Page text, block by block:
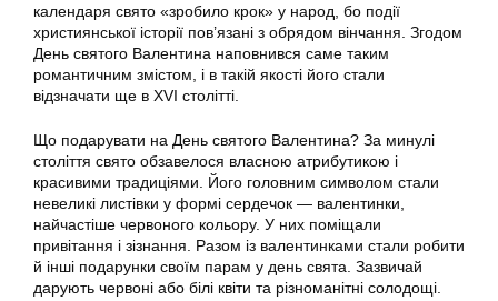
календаря свято «зробило крок» у народ, бо події
християнської історії пов’язані з обрядом вінчання. Згодом
День святого Валентина наповнився саме таким
романтичним змістом, і в такій якості його стали
відзначати ще в XVI столітті.
Що подарувати на День святого Валентина? За минулі
століття свято обзавелося власною атрибутикою і
красивими традиціями. Його головним символом стали
невеликі листівки у формі сердечок — валентинки,
найчастіше червоного кольору. У них поміщали
привітання і зізнання. Разом із валентинками стали робити
й інші подарунки своїм парам у день свята. Зазвичай
дарують червоні або білі квіти та різноманітні солодощі.